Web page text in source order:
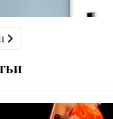
что люди,
Президент,